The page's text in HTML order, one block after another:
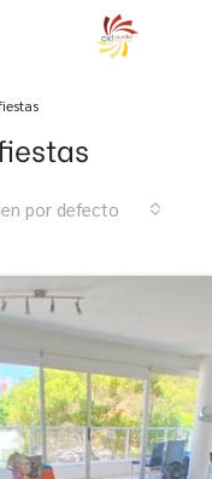
por defecto